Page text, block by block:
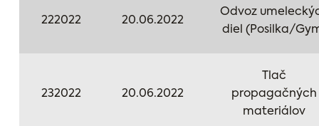
222022 20.06.2022
Odvoz
diel (Posilka/
232022 20.06.2022
Tlač
propagačných
materiálov